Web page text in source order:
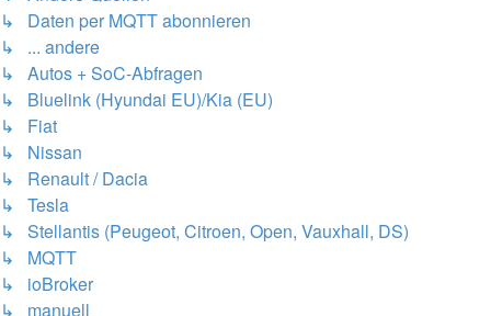
↳ Daten per MQTT abonnieren
↳ ... andere
↳ Autos + SoC-Abfragen
↳ Bluelink (Hyundai EU)/Kia (EU)
↳ Fiat
↳ Nissan
↳ Renault / Dacia
↳ Tesla
↳ Stellantis (Peugeot, Citroen, Open, Vauxhall, DS)
↳ MQTT
↳ ioBroker
↳ manuell